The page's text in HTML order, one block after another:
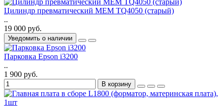
Цилиндр превматический MEM TQ4050 (старый)
..
19 000 руб.
Уведомить о наличии
Парковка Epson i3200
..
1 900 руб.
В корзину